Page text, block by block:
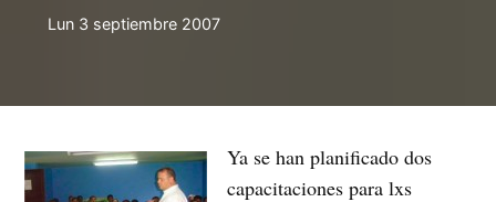
Lun 3 septiembre 2007
Ya se han planificado dos
capacitaciones para lxs